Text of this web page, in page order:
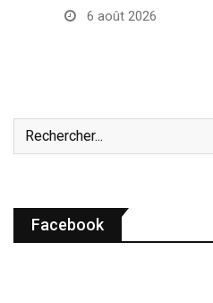
6 août 2026
Facebook